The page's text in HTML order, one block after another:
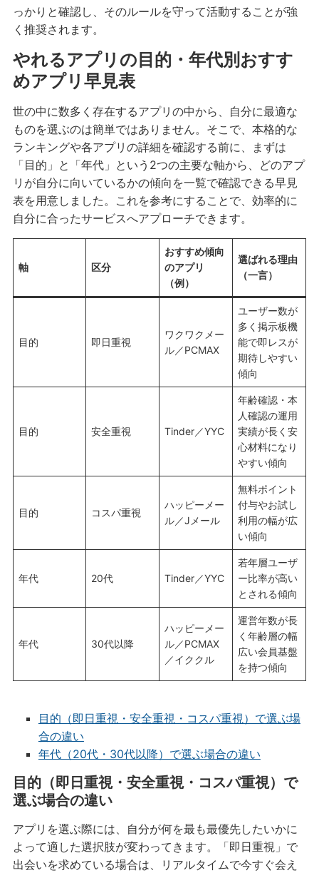
っかりと確認し、そのルールを守って活動することが強
く推奨されます。
やれるアプリの目的・年代別おすす
めアプリ早見表
世の中に数多く存在するアプリの中から、自分に最適な
ものを選ぶのは簡単ではありません。そこで、本格的な
ランキングや各アプリの詳細を確認する前に、まずは
「目的」と「年代」という2つの主要な軸から、どのアプ
リが自分に向いているかの傾向を一覧で確認できる早見
表を用意しました。これを参考にすることで、効率的に
自分に合ったサービスへアプローチできます。
軸 区分
おすすめ傾向
のアプリ
（例）
選ばれる理由
（一言）
目的 即日重視
ワクワクメー
ル／PCMAX
ユーザー数が
多く掲示板機
能で即レスが
期待しやすい
傾向
目的 安全重視 Tinder／YYC
年齢確認・本
人確認の運用
実績が長く安
心材料になり
やすい傾向
目的 コスパ重視
ハッピーメー
ル／Jメール
無料ポイント
付与やお試し
利用の幅が広
い傾向
年代 20代 Tinder／YYC
若年層ユーザ
ー比率が高い
とされる傾向
年代 30代以降
ハッピーメー
ル／PCMAX
／イククル
運営年数が長
く年齢層の幅
広い会員基盤
を持つ傾向
目的（即日重視・安全重視・コスパ重視）で選ぶ場
合の違い
年代（20代・30代以降）で選ぶ場合の違い
目的（即日重視・安全重視・コスパ重視）で
選ぶ場合の違い
アプリを選ぶ際には、自分が何を最も最優先したいかに
よって適した選択肢が変わってきます。「即日重視」で
出会いを求めている場合は、リアルタイムで今すぐ会え